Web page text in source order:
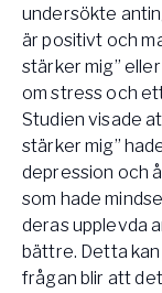
undersökte
är positivt och
stärker mig”
om stress och
Studien visade
stärker mig”
depression och
som hade
deras upplevda
bättre. Detta
frågan blir att